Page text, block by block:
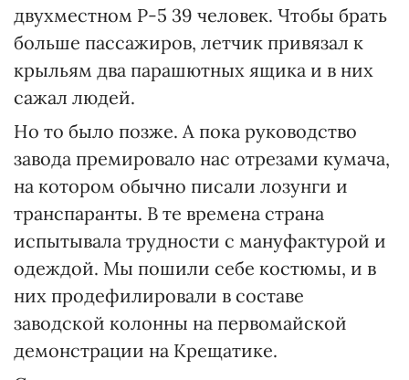
двухместном Р-5 39 человек. Чтобы брать
больше пассажиров, летчик привязал к
крыльям два парашютных ящика и в них
сажал людей.
Но то было позже. А пока руководство
завода премировало нас отрезами кумача,
на котором обычно писали лозунги и
транспаранты. В те времена страна
испытывала трудности с мануфактурой и
одеждой. Мы пошили себе костюмы, и в
них продефилировали в составе
заводской колонны на первомайской
демонстрации на Крещатике.